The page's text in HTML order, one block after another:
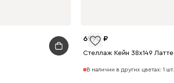
6990
Стеллаж Кейн 38x149 Латте
В наличии в других цветах: 1 шт.